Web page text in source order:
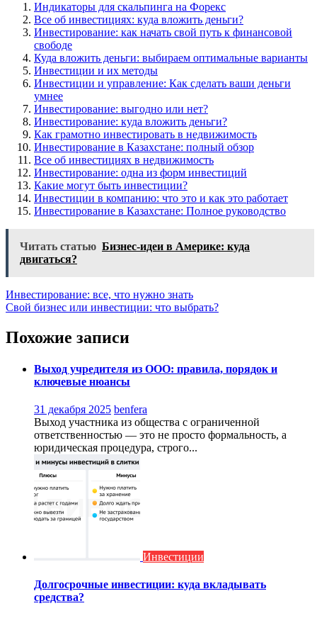
Индикаторы для скальпинга на Форекс
Все об инвестициях: куда вложить деньги?
Инвестирование: как начать свой путь к финансовой
свободе
Куда вложить деньги: выбираем оптимальные варианты
Инвестиции и их методы
Инвестиции и управление: Как сделать ваши деньги
умнее
Инвестирование: выгодно или нет?
Инвестирование: куда вложить деньги?
Как грамотно инвестировать в недвижимость
Инвестирование в Казахстане: полный обзор
Все об инвестициях в недвижимость
Инвестирование: одна из форм инвестиций
Какие могут быть инвестиции?
Инвестиции в компанию: что это и как это работает
Инвестирование в Казахстане: Полное руководство
Читать статью Бизнес-идеи в Америке: куда
двигаться?
Навигация
по
записям
Инвестирование: все, что нужно знать
Свой бизнес или инвестиции: что выбрать?
Похожие записи
Выход учредителя из ООО: правила, порядок и
ключевые нюансы
31 декабря 2025 benfera
Выход участника из общества с ограниченной
ответственностью — это не просто формальность, а
юридическая процедура, строго...
Инвестиции
Долгосрочные инвестиции: куда вкладывать
средства?